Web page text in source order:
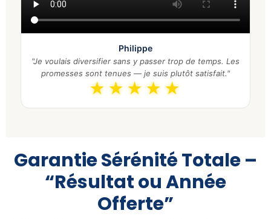
Philippe
"Je voulais diversifier sans y passer trop de temps. Les
promesses sont tenues — je suis plutôt satisfait."
★★★★★
Garantie Sérénité Totale –
“Résultat ou Année
Offerte”